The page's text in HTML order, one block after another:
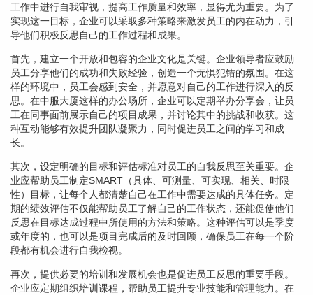
工作中进行自我审视，提高工作质量和效率，显得尤为重要。为了
实现这一目标，企业可以采取多种策略来激发员工的内在动力，引
导他们积极反思自己的工作过程和成果。
首先，建立一个开放和包容的企业文化是关键。企业领导者应鼓励
员工分享他们的成功和失败经验，创造一个无惧犯错的氛围。在这
样的环境中，员工会感到安全，并愿意对自己的工作进行深入的反
思。在中服大厦这样的办公场所，企业可以定期举办分享会，让员
工在同事面前展示自己的项目成果，并讨论其中的挑战和收获。这
种互动能够有效提升团队凝聚力，同时促进员工之间的学习和成
长。
其次，设定明确的目标和评估标准对员工的自我反思至关重要。企
业应帮助员工制定SMART（具体、可测量、可实现、相关、时限
性）目标，让每个人都清楚自己在工作中需要达成的具体任务。定
期的绩效评估不仅能帮助员工了解自己的工作状态，还能促使他们
反思在目标达成过程中所使用的方法和策略。这种评估可以是季度
或年度的，也可以是项目完成后的及时回顾，确保员工在每一个阶
段都有机会进行自我检视。
再次，提供必要的培训和发展机会也是促进员工反思的重要手段。
企业应定期组织培训课程，帮助员工提升专业技能和管理能力。在